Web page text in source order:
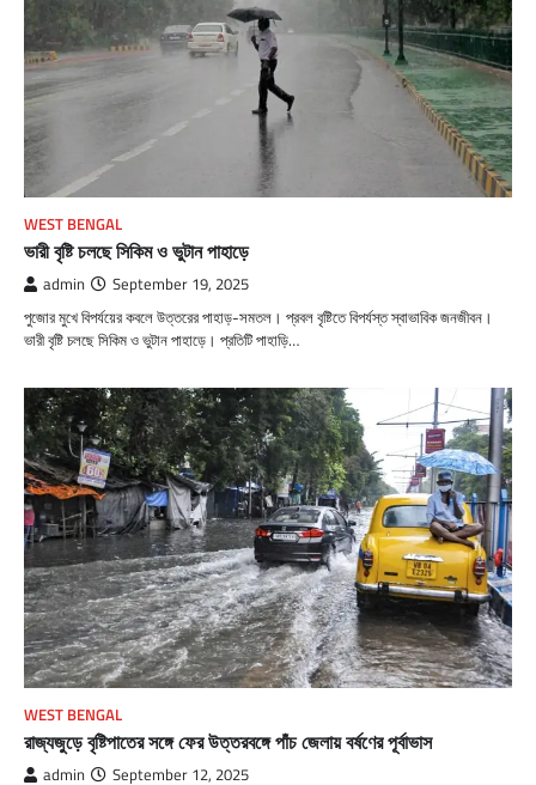
WEST BENGAL
ভারী বৃষ্টি চলছে সিকিম ও ভুটান পাহাড়ে
admin September 19, 2025
পুজোর মুখে বিপর্যয়ের কবলে উত্তরের পাহাড়-সমতল। প্রবল বৃষ্টিতে বিপর্যস্ত স্বাভাবিক জনজীবন।
ভারী বৃষ্টি চলছে সিকিম ও ভুটান পাহাড়ে। প্রতিটি পাহাড়ি…
WEST BENGAL
রাজ্যজুড়ে বৃষ্টিপাতের সঙ্গে ফের উত্তরবঙ্গে পাঁচ জেলায় বর্ষণের পূর্বাভাস
admin September 12, 2025